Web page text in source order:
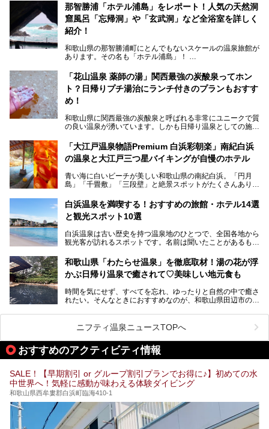
那智勝浦「ホテル浦島」をレポート！人気の天然洞
窟風呂「忘帰洞」や「玄武洞」など全浴室を詳しく
紹介！
和歌山県の那智勝浦町にとんでもないスケールの温泉旅館が
あります。その名も「ホテル浦島」！
泉。日本一長いエスカレーターで「本館」と「山上館」を結
び、海を一望する絶景も。
6ヵ所のお風呂のうち5ヵ所までは日帰り入浴も可。可愛ら
しいカメさんの形の送迎船「浦島丸」に乗っていざ、温泉の
湧く竜宮城へ！
───
提供元：那智勝浦町【PR】
この記事は那智勝浦町のPR記事です。
「花山温泉 薬師の湯」関西最強の炭酸泉ってホン
ト？日帰りプチ湯治にランチ付きのプランもおすす
め！
和歌山県に関西最強の炭酸泉と呼ばれる非常にユニークで質
の良い温泉が湧いています。しかも日帰り温泉としての施設
薬師の湯」。朝一番のお風呂にはパリパリシャリシャリと膜
が張って、それを砕きながら入浴できるとか！
ンチに人気のお食事処メニューも紹介しちゃいます！
「大江戸温泉物語Premium 白浜彩朝楽」南紀白浜
の温泉と大江戸三つ星バイキングが自慢のホテル
青い海に白いビーチが美しい和歌山県の南紀白浜。「円月
島」「千畳敷」「三段壁」と絶景スポットがたくさんありま
場する歴史の古さから日本三古湯の一つにも。
そんな「南紀白浜温泉」の「大江戸温泉物語Premium 白浜
グ」がスタートしました。温泉＆バイキング＆レジャースポ
ットとしてのこのホテルの魅力をたっぷり体験してきたので
───
提供元：大江戸温泉物語ホテルズ＆リゾーツ株式会社【P
この記事は大江戸温泉物語Premium 白浜彩朝楽のPR記事で
す。
白浜温泉を満喫する！おすすめの旅館・ホテル14選
と観光スポット10選
白浜温泉は古い歴史を持つ温泉地のひとつで、全国各地から
観光客が訪れるスポットです。名前は聞いたことがあるもの
か、実は知らない方も多いのではないでしょうか。
そこで今回は、白浜温泉ビギナー向けの基本情報をご紹介し
浜温泉を訪れるなら外せない観光スポットも合わせてご紹介
します。
和歌山県「わたらせ温泉」を徹底取材！湯の花が浮
かぶ日帰り温泉で癒されて♡美味しい地元食も
時間を気にせず、すべてを忘れ、ゆったりと自然の中で癒さ
れたい。そんなときにおすすめなのが、和歌山県田辺市の
の豊かな山々を眺めながら、どんどん期待が膨らみますよ。
「わたらせ温泉」では、温泉に入れるだけではなく、地元の
特産品を使った食事をいただける「露天食堂」でお腹も満た
すことができます。ぜひチェックしてくださいね。
ニフティ温泉ニュースTOPへ
おすすめのアクティビティ情報
SALE！【早期割引 or グループ割引プランでお得に♪】初めての水
中世界へ！気軽に感動が味わえる体験ダイビング
和歌山県西牟婁郡白浜町臨海410-1